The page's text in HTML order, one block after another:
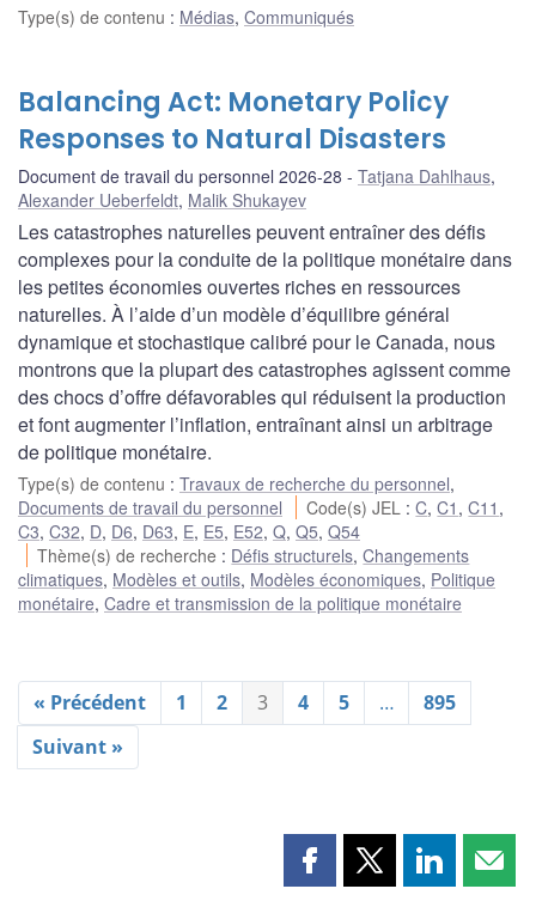
Type(s) de contenu : Médias, Communiqués
Balancing Act: Monetary Policy
Responses to Natural Disasters
Document de travail du personnel 2026-28 Tatjana Dahlhaus,
Alexander Ueberfeldt, Malik Shukayev
Les catastrophes naturelles peuvent entraîner des défis
complexes pour la conduite de la politique monétaire dans
les petites économies ouvertes riches en ressources
naturelles. À l’aide d’un modèle d’équilibre général
dynamique et stochastique calibré pour le Canada, nous
montrons que la plupart des catastrophes agissent comme
des chocs d’offre défavorables qui réduisent la production
et font augmenter l’inflation, entraînant ainsi un arbitrage
de politique monétaire.
Type(s) de contenu : Travaux de recherche du personnel,
Documents de travail du personnel
Code(s) JEL :C,C1 ,C11 ,
C3, C32, D, D6, D63, E, E5, E52, Q, Q5, Q54
Thème(s) de recherche : Défis structurels,Changements
climatiques, Modèles et outils, Modèles économiques, Politique
monétaire, Cadre et transmission de la politique monétaire
« Précédent 1 2 3 4 5 …
895
Suivant »
PartagerPartagerPartager